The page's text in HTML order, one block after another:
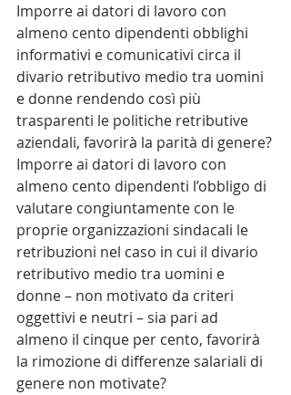
Imporre ai datori di lavoro con
almeno cento dipendenti obblighi
informativi e comunicativi circa il
divario retributivo medio tra uomini
e donne rendendo così più
trasparenti le politiche retributive
aziendali, favorirà la parità di genere?
Imporre ai datori di lavoro con
almeno cento dipendenti l’obbligo di
valutare congiuntamente con le
proprie organizzazioni sindacali le
retribuzioni nel caso in cui il divario
retributivo medio tra uomini e
donne – non motivato da criteri
oggettivi e neutri – sia pari ad
almeno il cinque per cento, favorirà
la rimozione di differenze salariali di
genere non motivate?